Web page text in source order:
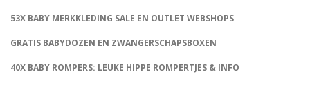
53X BABY MERKKLEDING SALE EN OUTLET WEBSHOPS
GRATIS BABYDOZEN EN ZWANGERSCHAPSBOXEN
40X BABY ROMPERS: LEUKE HIPPE ROMPERTJES & INFO